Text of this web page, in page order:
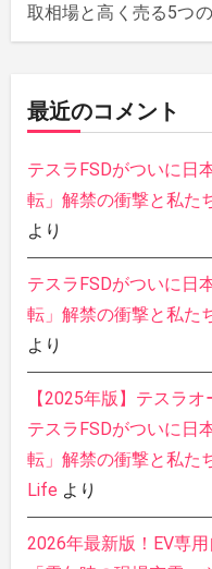
取相場と高く売る5つ
最近のコメント
テスラFSDがついに日
転」解禁の衝撃と私た
より
テスラFSDがついに日
転」解禁の衝撃と私た
より
【2025年版】テスラ
テスラFSDがついに日
転」解禁の衝撃と私た
Life より
2026年最新版！EV専